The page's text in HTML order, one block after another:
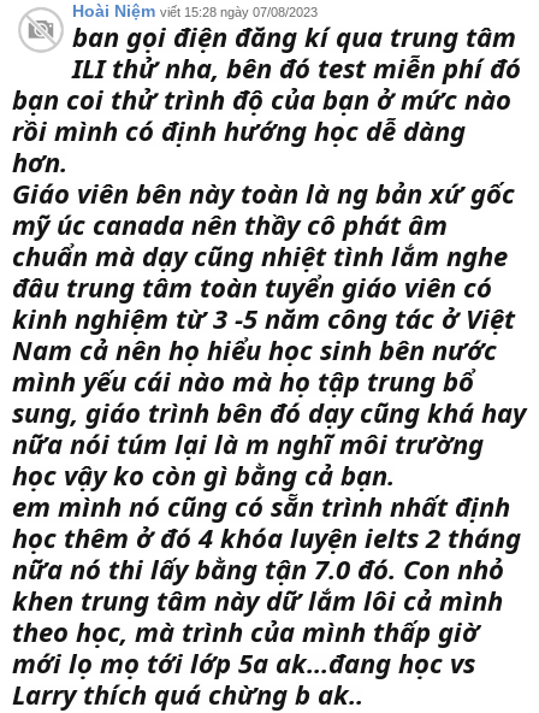
Hoài Niệm viết 15:28 ngày 07/08/2023
ban gọi điện đăng kí qua trung tâm
ILI thử nha, bên đó test miễn phí đó
bạn coi thử trình độ của bạn ở mức nào
rồi mình có định hướng học dễ dàng
hơn.
Giáo viên bên này toàn là ng bản xứ gốc
mỹ úc canada nên thầy cô phát âm
chuẩn mà dạy cũng nhiệt tình lắm nghe
đâu trung tâm toàn tuyển giáo viên có
kinh nghiệm từ 3 -5 năm công tác ở Việt
Nam cả nên họ hiểu học sinh bên nước
mình yếu cái nào mà họ tập trung bổ
sung, giáo trình bên đó dạy cũng khá hay
nữa nói túm lại là m nghĩ môi trường
học vậy ko còn gì bằng cả bạn.
em mình nó cũng có sẵn trình nhất định
học thêm ở đó 4 khóa luyện ielts 2 tháng
nữa nó thi lấy bằng tận 7.0 đó. Con nhỏ
khen trung tâm này dữ lắm lôi cả mình
theo học, mà trình của mình thấp giờ
mới lọ mọ tới lớp 5a ak...đang học vs
Larry thích quá chừng b ak..